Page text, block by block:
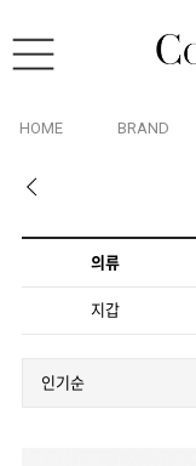
HOME BRAND
의류
지갑
인기순